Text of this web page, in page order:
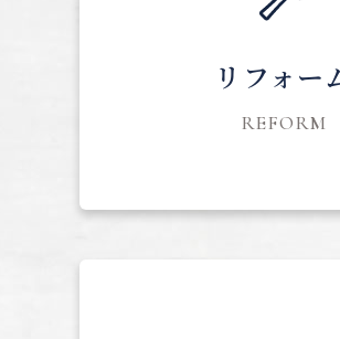
リフォー
REFORM